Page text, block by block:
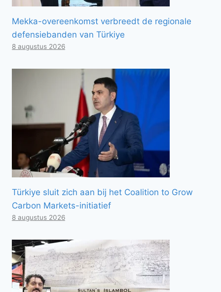
Mekka-overeenkomst verbreedt de regionale
defensiebanden van Türkiye
8 augustus 2026
Türkiye sluit zich aan bij het Coalition to Grow
Carbon Markets-initiatief
8 augustus 2026